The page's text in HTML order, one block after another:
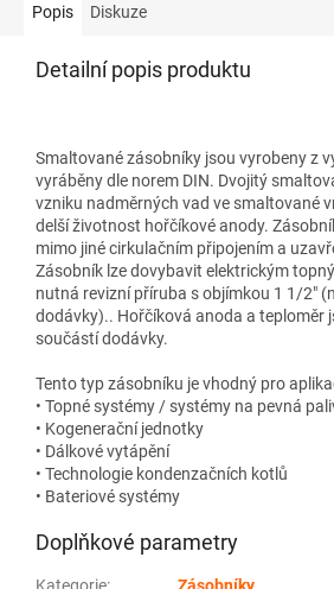
Popis Diskuze
Detailní popis produktu
Smaltované zásobníky jsou vyrobeny z
vyráběny dle norem DIN. Dvojitý
vzniku nadměrných vad ve smaltované
delší životnost hořčíkové anody.
mimo jiné cirkulačním připojením a
Zásobník lze dovybavit elektrickým
nutná revizní příruba s objímkou ​​1 1/2"
dodávky).. Hořčíková anoda a teploměr
součástí dodávky.
Tento typ zásobníku je vhodný pro
• Topné systémy / systémy na pevná
• Kogenerační jednotky
• Dálkové vytápění
• Technologie kondenzačních kotlů
• Bateriové systémy
Doplňkové parametry